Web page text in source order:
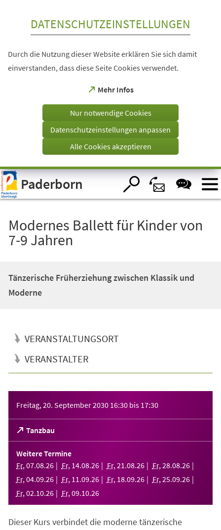
Visuelle
Assistenzsoftware
öffnen.
DATENSCHUTZEINSTELLUNGEN
Durch die Nutzung dieser Website erklären Sie sich damit
einverstanden, dass diese Seite Cookies verwendet.
Mehr Infos
(Öffnet
einem
Tab)
Nur notwendige Cookies
Datenschutzeinstellungen anpassen
Alle Cookies akzeptieren
Paderborn
Modernes Ballett für Kinder von
7-9 Jahren
Tänzerische Früherziehung zwischen Klassik und
Moderne
VERANSTALTUNGSORT
VERANSTALTER
Freitag, 20. September 2030 16:30 bis 17:30
Tanzbau
(Öffnet
in
einem
neuen
Tab)
Weitere Termine
Fr, 07.08.26 Fr, 14.08.26 Fr, 21 .08.26 Fr, 28.08.26
Fr, 04.09.26 Fr, 11 .09.26 Fr, 18.09.26 Fr, 25.09.26
Fr, 02.10.26 Fr, 09.10.26
Dieser Kurs verbindet die moderne tänzerische